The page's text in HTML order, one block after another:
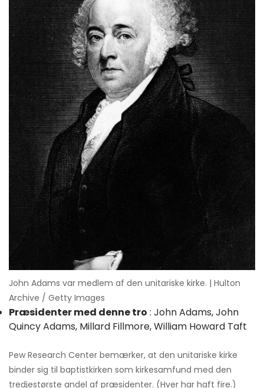
John Adams var medlem af den unitariske kirke. | Hulton
Archive / Getty Images
Præsidenter med denne tro : John Adams, John
Quincy Adams, Millard Fillmore, William Howard Taft
Pew Research Center bemærker, at den unitariske kirke
binder sig til baptistkirken som kirkesamfund med den
tredjestørste andel af præsidenter. (Hver har haft fire.)